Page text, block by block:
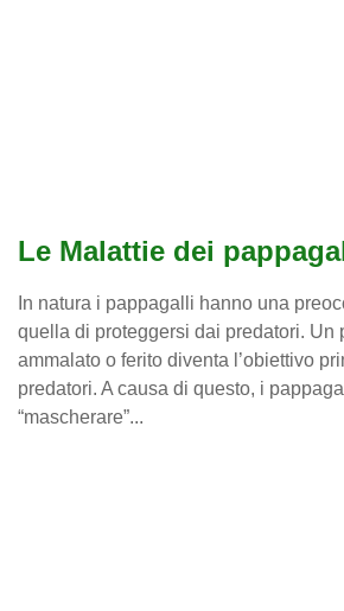
Le Malattie dei
In natura i pappagalli hanno una
quella di proteggersi dai predatori. Un
ammalato o ferito diventa l’obiettivo
predatori. A causa di questo, i
“mascherare”...